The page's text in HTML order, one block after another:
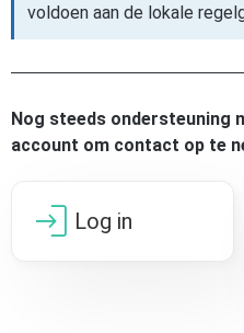
voldoen aan de lokale
Nog steeds ondersteuning
account om contact op te
login Log in